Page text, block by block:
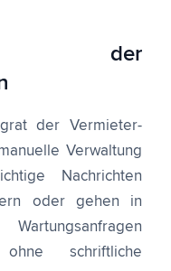
der
der Vermieter-
Verwaltung
Nachrichten
oder gehen in
schriftliche